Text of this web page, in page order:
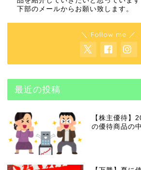
下部のメールからお願い致します。
＼ Follow me ／
最近の投稿
【株主優待】
の優待商品の